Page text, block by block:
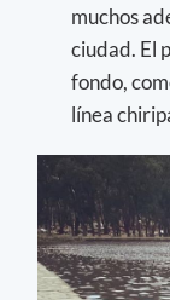
muchos
ciudad. El
fondo,
línea